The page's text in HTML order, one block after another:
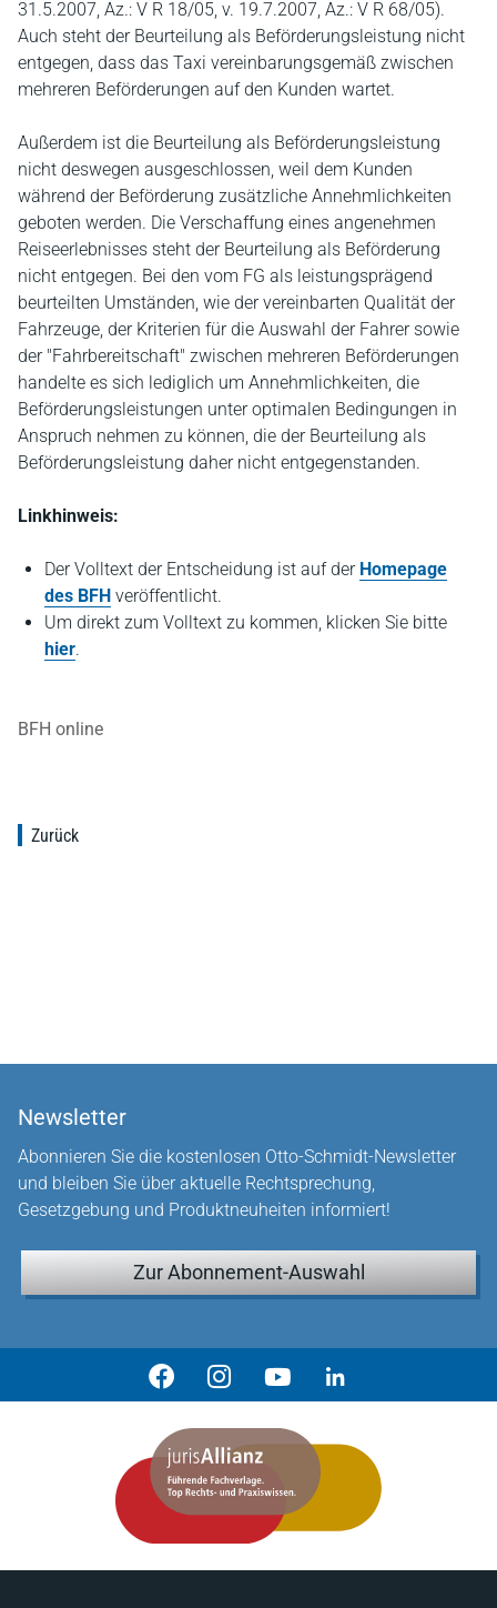
31.5.2007, Az.: V R 18/05, v. 19.7.2007, Az.: V R 68/05).
Auch steht der Beurteilung als Beförderungsleistung nicht
entgegen, dass das Taxi vereinbarungsgemäß zwischen
mehreren Beförderungen auf den Kunden wartet.
Außerdem ist die Beurteilung als Beförderungsleistung
nicht deswegen ausgeschlossen, weil dem Kunden
während der Beförderung zusätzliche Annehmlichkeiten
geboten werden. Die Verschaffung eines angenehmen
Reiseerlebnisses steht der Beurteilung als Beförderung
nicht entgegen. Bei den vom FG als leistungsprägend
beurteilten Umständen, wie der vereinbarten Qualität der
Fahrzeuge, der Kriterien für die Auswahl der Fahrer sowie
der "Fahrbereitschaft" zwischen mehreren Beförderungen
handelte es sich lediglich um Annehmlichkeiten, die
Beförderungsleistungen unter optimalen Bedingungen in
Anspruch nehmen zu können, die der Beurteilung als
Beförderungsleistung daher nicht entgegenstanden.
Linkhinweis:
Der Volltext der Entscheidung ist auf der Homepage
des BFH veröffentlicht.
Um direkt zum Volltext zu kommen, klicken Sie bitte
hier.
BFH online
Zurück
Newsletter
Abonnieren Sie die kostenlosen Otto-Schmidt-Newsletter
und bleiben Sie über aktuelle Rechtsprechung,
Gesetzgebung und Produktneuheiten informiert!
Zur Abonnement-Auswahl